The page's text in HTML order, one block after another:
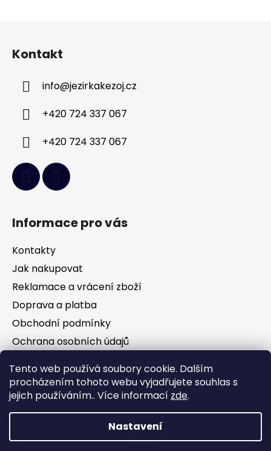
Tento web používá soubory cookie. Dalším
procházením tohoto webu vyjadřujete souhlas s
jejich používáním.. Více informací zde.
Nastavení
Kontakt
info@jezirkakezoj.cz
+420 724 337 067
+420 724 337 067
Informace pro vás
Kontakty
Jak nakupovat
Reklamace a vrácení zboží
Doprava a platba
Obchodní podmínky
Ochrana osobních údajů
Facebook